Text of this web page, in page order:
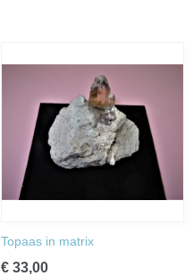
Topaas in matrix
€ 33,00